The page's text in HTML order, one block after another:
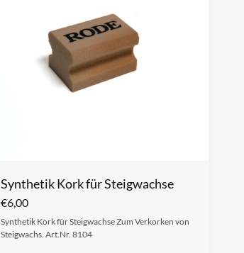
Synthetik Kork für Steigwachse
€6,00
Synthetik Kork für Steigwachse Zum Verkorken von
Steigwachs. Art.Nr. 8104